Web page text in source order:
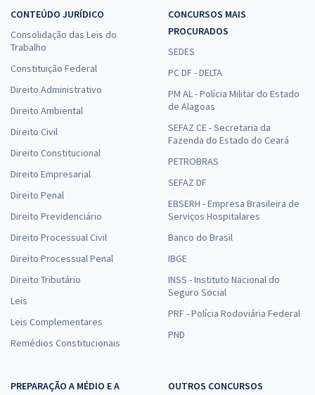
CONTEÚDO JURÍDICO
Consolidação das Leis do
Trabalho
Constituição Federal
Direito Administrativo
Direito Ambiental
Direito Civil
Direito Constitucional
Direito Empresarial
Direito Penal
Direito Previdenciário
Direito Processual Civil
Direito Processual Penal
Direito Tributário
Leis
Leis Complementares
Remédios Constitucionais
CONCURSOS MAIS
PROCURADOS
SEDES
PC DF - DELTA
PM AL - Polícia Militar do Estado
de Alagoas
SEFAZ CE - Secretaria da
Fazenda do Estado do Ceará
PETROBRAS
SEFAZ DF
EBSERH - Empresa Brasileira de
Serviços Hospitalares
Banco do Brasil
IBGE
INSS - Instituto Nacional do
Seguro Social
PRF - Polícia Rodoviária Federal
PND
PREPARAÇÃO A MÉDIO E A
OUTROS CONCURSOS